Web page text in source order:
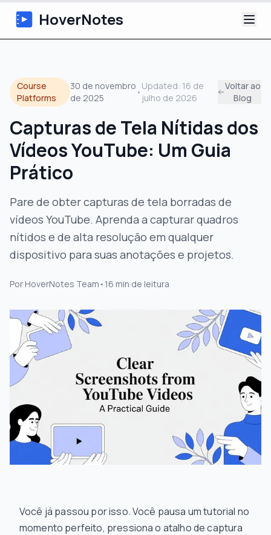
HoverNotes
Extension
Notas de Vídeo com IA
Tutoriais
Blog
Course
Platforms
30 de novembro
de 2025
•
Updated: 16 de
julho de 2026
Voltar ao
Blog
Capturas de Tela Nítidas dos
Vídeos YouTube: Um Guia
Prático
Pare de obter capturas de tela borradas de
vídeos YouTube. Aprenda a capturar quadros
nítidos e de alta resolução em qualquer
dispositivo para suas anotações e projetos.
Por HoverNotes Team • 16 min de leitura
Você já passou por isso. Você pausa um tutorial no
momento perfeito, pressiona o atalho de captura